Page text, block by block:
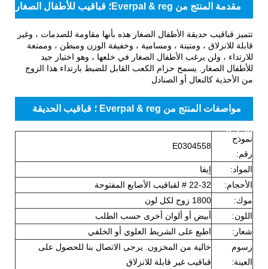
مقدمة المنتج من Everpal & reg؛ قباقيب للأطفال الصغار
تتميز قباقيب حديقة الأطفال الصغار هذه بأنها مقاومة للصدمات ، وغير
قابلة للانزلاق ، ومتينة ، ومسامية ، وخفيفة الوزن ومبطن ، وممتعة
للارتداء ، ولن يرغب الأطفال الصغار في خلعها ، وهو اختيار جيد
للأطفال الصغار. يسمح حزام الكعب القابل للضبط بارتداء هذا الزوج
من الأحذية كالنعال أو الصنادل
مواصفات المنتج من Everpal & reg ؛ قباقيب الحديقة
للأطفال
نموذج
رقم:
E0304558
المواد:
إيفا
الأحجام:
22-32 # لقباقيب الأصابع المفتوحة
موك:
1800 زوج لكل لون
اللون:
أبيض أو ألوان أخرى حسب الطلب
شعار:
اطبع على الشريط العلوي أو الخلفي
رسوم
العينة:
خالية من المخزون. يرجى الاتصال بنا للحصول على
قباقيب غير قابلة للانزلاق